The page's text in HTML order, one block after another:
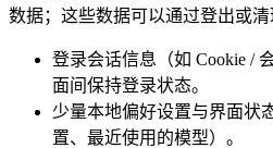
数据；这些数据可以通过登出或清
登录会话信息（如 Cookie /
面间保持登录状态。
少量本地偏好设置与界面状
置、最近使用的模型）。